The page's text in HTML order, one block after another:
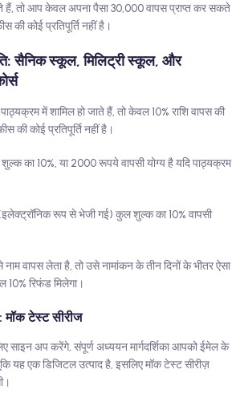
हैं, तो आप केवल अपना पैसा 30,000 वापस प्राप्त कर सकते
कोई प्रतिपूर्ति नहीं है।
सैनिक स्कूल, मिलिट्री स्कूल, और
में शामिल हो जाते हैं, तो केवल 10% राशि वापस की
की कोई प्रतिपूर्ति नहीं है।
का 10%, या 2000 रूपये वापसी योग्य है यदि पाठ्यक्रम
रूप से भेजी गई) कुल शुल्क का 10% वापसी
वापस लेता है, तो उसे नामांकन के तीन दिनों के भीतर ऐसा
रिफंड मिलेगा।
मॉक टेस्ट सीरीज
साइन अप करेंगे, संपूर्ण अध्ययन मार्गदर्शिका आपको ईमेल के
यह एक डिजिटल उत्पाद है, इसलिए मॉक टेस्ट सीरीज़